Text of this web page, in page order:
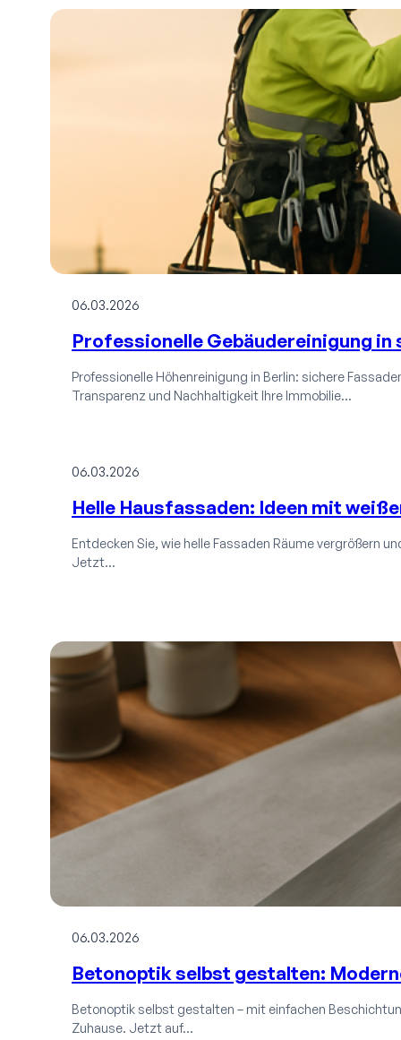
06.03.2026
Professionelle Gebäudereinigung in
Professionelle Höhenreinigung in Berlin: sichere
Transparenz und Nachhaltigkeit Ihre Immobilie…
06.03.2026
Helle Hausfassaden: Ideen mit
Entdecken Sie, wie helle Fassaden Räume vergrößern
Jetzt…
06.03.2026
Betonoptik selbst gestalten:
Betonoptik selbst gestalten – mit einfachen
Zuhause. Jetzt auf…